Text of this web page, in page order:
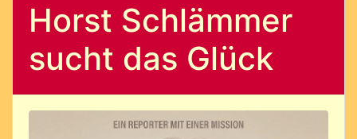
Horst Schlämmer
sucht das Glück